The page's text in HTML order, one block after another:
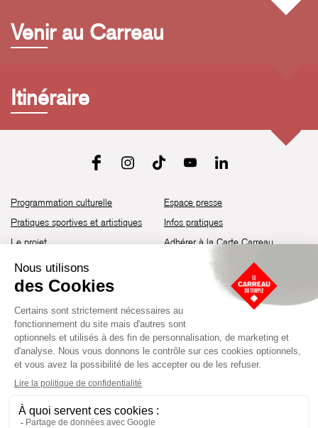
Venir au Carreau
Itinéraire
Programmation culturelle
Pratiques sportives et artistiques
Le projet
Brochure de saison 25-26
Découvrir les espaces
Devenir partenaire
Espace presse
Infos pratiques
Adhérer à la Carte Carreau
Guide d’accessibilité
Établissement culturel et sportif à l’architecture industrielle de la fin du
XIXème siècle, le Carreau du Temple fut réhabilité en 2014 par la Ville
artistiques, culturels et sportifs, à travers une programmation éclectique